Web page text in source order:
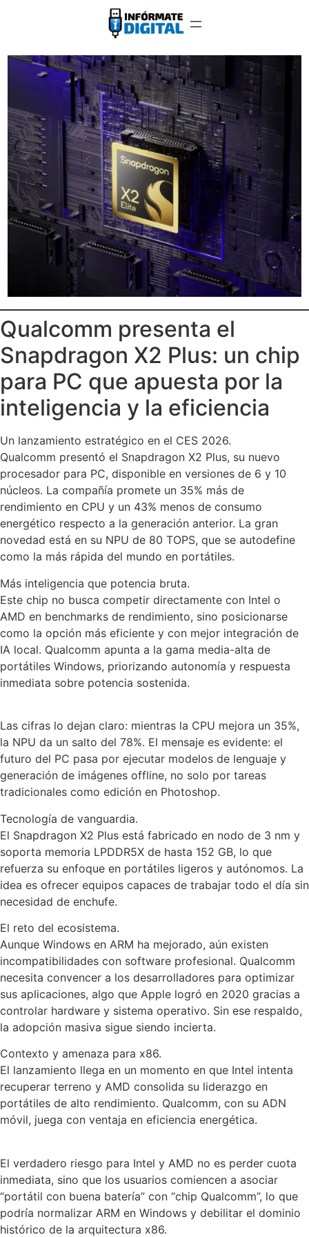
Qualcomm presenta el
Snapdragon X2 Plus: un chip
para PC que apuesta por la
inteligencia y la eficiencia
Un lanzamiento estratégico en el CES 2026.
Qualcomm presentó el Snapdragon X2 Plus, su nuevo
procesador para PC, disponible en versiones de 6 y 10
núcleos. La compañía promete un 35% más de
rendimiento en CPU y un 43% menos de consumo
energético respecto a la generación anterior. La gran
novedad está en su NPU de 80 TOPS, que se autodefine
como la más rápida del mundo en portátiles.
Más inteligencia que potencia bruta.
Este chip no busca competir directamente con Intel o
AMD en benchmarks de rendimiento, sino posicionarse
como la opción más eficiente y con mejor integración de
IA local. Qualcomm apunta a la gama media-alta de
portátiles Windows, priorizando autonomía y respuesta
inmediata sobre potencia sostenida.
Las cifras lo dejan claro: mientras la CPU mejora un 35%,
la NPU da un salto del 78%. El mensaje es evidente: el
futuro del PC pasa por ejecutar modelos de lenguaje y
generación de imágenes offline, no solo por tareas
tradicionales como edición en Photoshop.
Tecnología de vanguardia.
El Snapdragon X2 Plus está fabricado en nodo de 3 nm y
soporta memoria LPDDR5X de hasta 152 GB, lo que
refuerza su enfoque en portátiles ligeros y autónomos. La
idea es ofrecer equipos capaces de trabajar todo el día sin
necesidad de enchufe.
El reto del ecosistema.
Aunque Windows en ARM ha mejorado, aún existen
incompatibilidades con software profesional. Qualcomm
necesita convencer a los desarrolladores para optimizar
sus aplicaciones, algo que Apple logró en 2020 gracias a
controlar hardware y sistema operativo. Sin ese respaldo,
la adopción masiva sigue siendo incierta.
Contexto y amenaza para x86.
El lanzamiento llega en un momento en que Intel intenta
recuperar terreno y AMD consolida su liderazgo en
portátiles de alto rendimiento. Qualcomm, con su ADN
móvil, juega con ventaja en eficiencia energética.
El verdadero riesgo para Intel y AMD no es perder cuota
inmediata, sino que los usuarios comiencen a asociar
“portátil con buena batería” con “chip Qualcomm”, lo que
podría normalizar ARM en Windows y debilitar el dominio
histórico de la arquitectura x86.